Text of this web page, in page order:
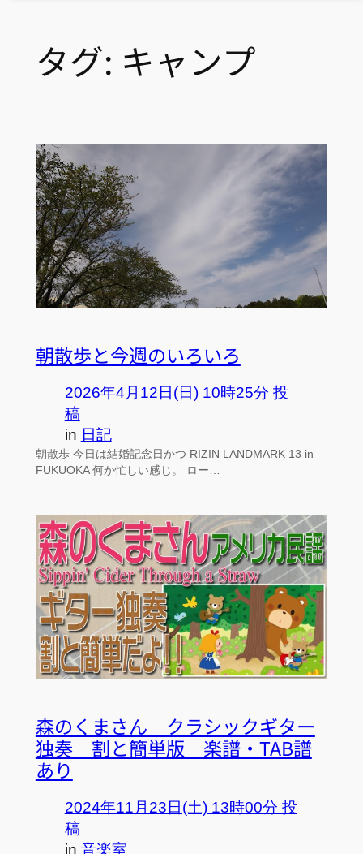
タグ: キャンプ
朝散歩と今週のいろいろ
2026年4月12日(日) 10時25分 投
稿
in 日記
朝散歩 今日は結婚記念日かつ RIZIN LANDMARK 13 in
FUKUOKA 何か忙しい感じ。 ロー…
森のくまさん クラシックギター
独奏 割と簡単版 楽譜・TAB譜
あり
2024年11月23日(土) 13時00分 投
稿
in 音楽室